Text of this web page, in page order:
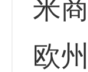
米
欧